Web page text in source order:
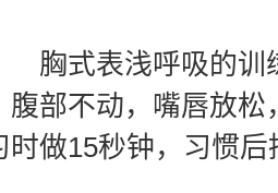
表浅呼吸的训练
腹部不动，嘴唇放
时做15秒钟，习惯